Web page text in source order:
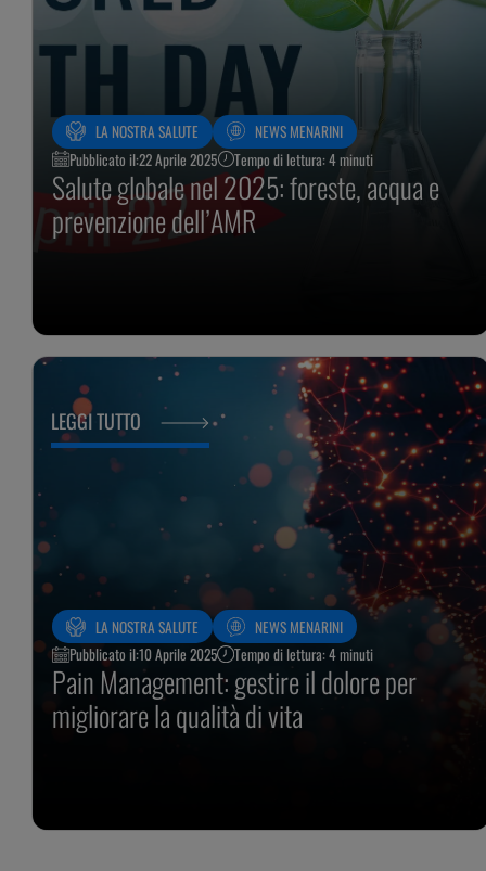
LA NOSTRA SALUTE
NEWS MENARINI
Pubblicato il:22 Aprile 2025 Tempo di lettura: 4 minuti
Salute globale nel 2025: foreste, acqua e
prevenzione dell’AMR
LA NOSTRA SALUTE
NEWS MENARINI
Pubblicato il:10 Aprile 2025 Tempo di lettura: 4 minuti
Pain Management: gestire il dolore per
migliorare la qualità di vita
LEGGI TUTTO